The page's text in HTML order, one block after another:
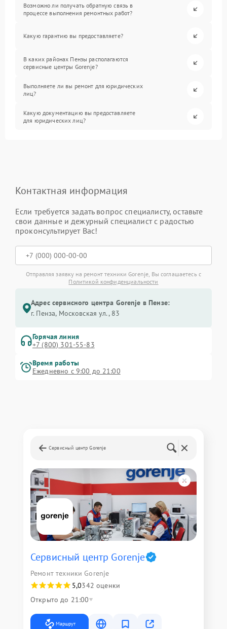
Возможно ли получать обратную связь в
процессе выполнения ремонтных работ?
Какую гарантию вы предоставляете?
В каких районах Пензы располагаются
сервисные центры Gorenje?
Выполняете ли вы ремонт для юридических
лиц?
Какую документацию вы предоставляете
для юридических лиц?
Контактная информация
Если требуется задать вопрос специалисту, оставьте
свои данные и дежурный специалист с радостью
проконсультирует Вас!
Отправляя заявку на ремонт техники Gorenje, Вы соглашаетесь с
Политикой конфиденциальности
Адрес сервисного центра Gorenje в Пензе:
г. Пенза, Московская ул., 83
Горячая линия
+7 (800) 301-55-83
Время работы
Ежедневно с 9:00 до 21:00
Сервисный центр Gorenje
Сервисный центр Gorenje
Ремонт техники Gorenje
5,0342 оценки
Открыто до 21:00
Маршрут